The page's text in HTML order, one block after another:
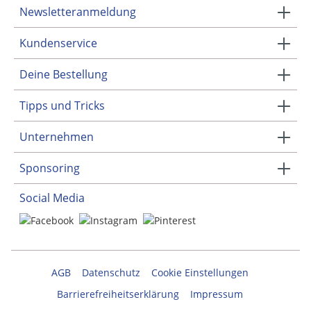
Newsletteranmeldung
Kundenservice
Deine Bestellung
Tipps und Tricks
Unternehmen
Sponsoring
Social Media
AGB Datenschutz
Cookie Einstellungen
Barrierefreiheitserklärung
Impressum